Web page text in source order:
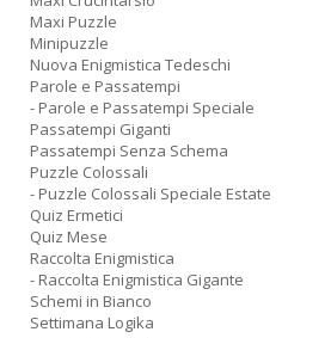
Maxi Puzzle
Minipuzzle
Nuova Enigmistica Tedeschi
Parole e Passatempi
- Parole e Passatempi Speciale
Passatempi Giganti
Passatempi Senza Schema
Puzzle Colossali
- Puzzle Colossali Speciale Estate
Quiz Ermetici
Quiz Mese
Raccolta Enigmistica
- Raccolta Enigmistica Gigante
Schemi in Bianco
Settimana Logika